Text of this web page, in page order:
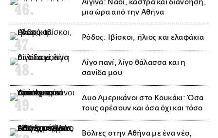
Αίγινα: Ναοί, κάστρα και διανόηση,
μια ώρα από την Αθήνα
Ρόδος: Ιβίσκοι, ήλιος και ελαφάκια
Λίγο πανί, λίγο θάλασσα και η
σανίδα μου
Δυο Αμερικάνοι στο Κουκάκι: Όσα
τους αρέσουν και όσα όχι και τόσο
Βόλτες στην Αθήνα με ένα νέο,